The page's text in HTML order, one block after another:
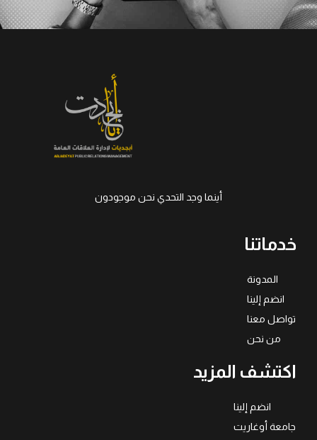
أينما وجد التحدي نحن موجودون
خدماتنا
المدونة
انضم إلينا
تواصل معنا
من نحن
اكتشف المزيد
انضم إلينا
جامعة أوغاريت